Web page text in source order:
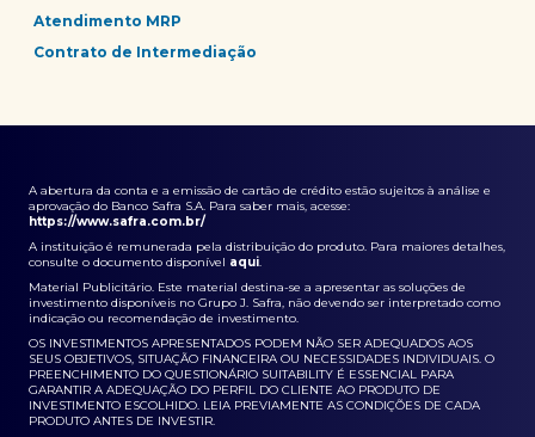
Atendimento MRP
Contrato de Intermediação
A abertura da conta e a emissão de cartão de crédito estão sujeitos à análise e
aprovação do Banco Safra S.A. Para saber mais, acesse:
https://www.safra.com.br/
A instituição é remunerada pela distribuição do produto. Para maiores detalhes,
consulte o documento disponível aqui.
Material Publicitário. Este material destina-se a apresentar as soluções de
investimento disponíveis no Grupo J. Safra, não devendo ser interpretado como
indicação ou recomendação de investimento.
OS INVESTIMENTOS APRESENTADOS PODEM NÃO SER ADEQUADOS AOS
SEUS OBJETIVOS, SITUAÇÃO FINANCEIRA OU NECESSIDADES INDIVIDUAIS. O
PREENCHIMENTO DO QUESTIONÁRIO SUITABILITY É ESSENCIAL PARA
GARANTIR A ADEQUAÇÃO DO PERFIL DO CLIENTE AO PRODUTO DE
INVESTIMENTO ESCOLHIDO. LEIA PREVIAMENTE AS CONDIÇÕES DE CADA
PRODUTO ANTES DE INVESTIR.